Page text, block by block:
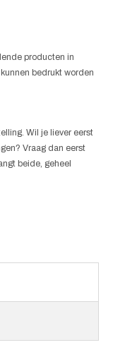
producten in
bedrukt worden
Wil je liever eerst
Vraag dan eerst
beide, geheel